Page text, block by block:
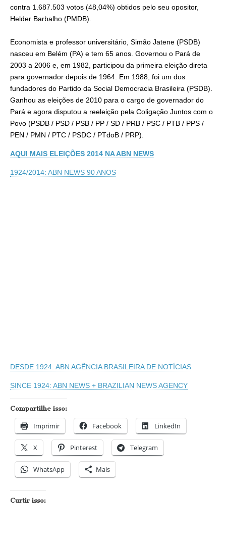
contra 1.687.503 votos (48,04%) obtidos pelo seu opositor,
Helder Barbalho (PMDB).
Economista e professor universitário, Simão Jatene (PSDB)
nasceu em Belém (PA) e tem 65 anos. Governou o Pará de
2003 a 2006 e, em 1982, participou da primeira eleição direta
para governador depois de 1964. Em 1988, foi um dos
fundadores do Partido da Social Democracia Brasileira (PSDB).
Ganhou as eleições de 2010 para o cargo de governador do
Pará e agora disputou a reeleição pela Coligação Juntos com o
Povo (PSDB / PSD / PSB / PP / SD / PRB / PSC / PTB / PPS /
PEN / PMN / PTC / PSDC / PTdoB / PRP).
AQUI MAIS ELEIÇÕES 2014 NA ABN NEWS
1924/2014: ABN NEWS 90 ANOS
DESDE 1924: ABN AGÊNCIA BRASILEIRA DE NOTÍCIAS
SINCE 1924: ABN NEWS + BRAZILIAN NEWS AGENCY
Compartilhe isso:
Imprimir Facebook LinkedIn
X Pinterest Telegram
WhatsApp Mais
Curtir isso: